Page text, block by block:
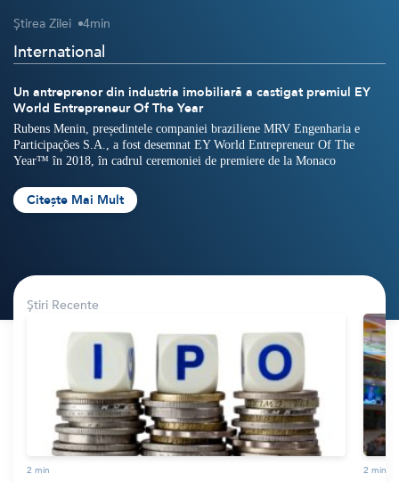
BROKERI
Crypto
Digital payments
Știrea Zilei 4min
International
Un antreprenor din industria imobiliară a castigat premiul EY
World Entrepreneur Of The Year
Rubens Menin, președintele companiei braziliene MRV Engenharia e
Participações S.A., a fost desemnat EY World Entrepreneur Of The
Year™ în 2018, în cadrul ceremoniei de premiere de la Monaco
Citește Mai Mult
Știri Recente
2 min 2 min